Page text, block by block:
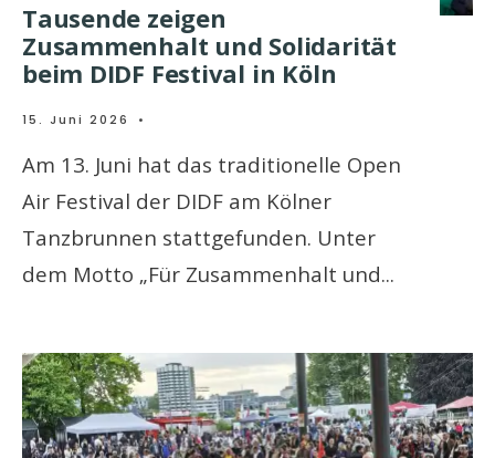
Tausende zeigen
Zusammenhalt und Solidarität
beim DIDF Festival in Köln
15. Juni 2026 •
Am 13. Juni hat das traditionelle Open
Air Festival der DIDF am Kölner
Tanzbrunnen stattgefunden. Unter
dem Motto „Für Zusammenhalt und...